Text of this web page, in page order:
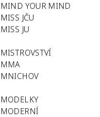
MIND YOUR MIND
MISS JČU
MISS JU
MISTROVSTVÍ
MMA
MNICHOV
MODELKY
MODERNÍ